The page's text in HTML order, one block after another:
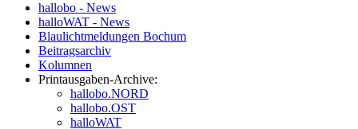
hallobo - News
halloWAT - News
Blaulichtmeldungen Bochum
Beitragsarchiv
Kolumnen
Printausgaben-Archive:
hallobo.NORD
hallobo.OST
halloWAT